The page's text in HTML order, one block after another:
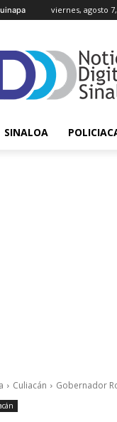
viernes, agosto
SINALOA
Culiacán Gobernador